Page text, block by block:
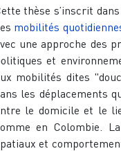
thèse s’inscrit
mobilités
une approche des
et
mobilités dites
les déplacements
le domicile et le
en Colombie.
et